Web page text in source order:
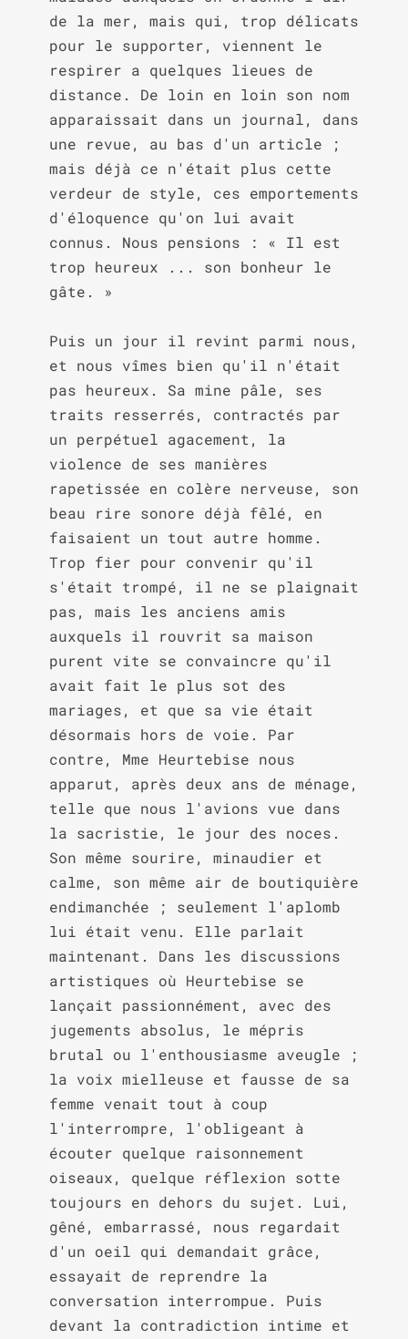
de la mer, mais qui, trop délicats
pour le supporter, viennent le
respirer a quelques lieues de
distance. De loin en loin son nom
apparaissait dans un journal, dans
une revue, au bas d'un article ;
mais déjà ce n'était plus cette
verdeur de style, ces emportements
d'éloquence qu'on lui avait
connus. Nous pensions : « Il est
trop heureux ... son bonheur le
gâte. »
Puis un jour il revint parmi nous,
et nous vîmes bien qu'il n'était
pas heureux. Sa mine pâle, ses
traits resserrés, contractés par
un perpétuel agacement, la
violence de ses manières
rapetissée en colère nerveuse, son
beau rire sonore déjà fêlé, en
faisaient un tout autre homme.
Trop fier pour convenir qu'il
s'était trompé, il ne se plaignait
pas, mais les anciens amis
auxquels il rouvrit sa maison
purent vite se convaincre qu'il
avait fait le plus sot des
mariages, et que sa vie était
désormais hors de voie. Par
contre, Mme Heurtebise nous
apparut, après deux ans de ménage,
telle que nous l'avions vue dans
la sacristie, le jour des noces.
Son même sourire, minaudier et
calme, son même air de boutiquière
endimanchée ; seulement l'aplomb
lui était venu. Elle parlait
maintenant. Dans les discussions
artistiques où Heurtebise se
lançait passionnément, avec des
jugements absolus, le mépris
brutal ou l'enthousiasme aveugle ;
la voix mielleuse et fausse de sa
femme venait tout à coup
l'interrompre, l'obligeant à
écouter quelque raisonnement
oiseaux, quelque réflexion sotte
toujours en dehors du sujet. Lui,
gêné, embarrassé, nous regardait
d'un oeil qui demandait grâce,
essayait de reprendre la
conversation interrompue. Puis
devant la contradiction intime et